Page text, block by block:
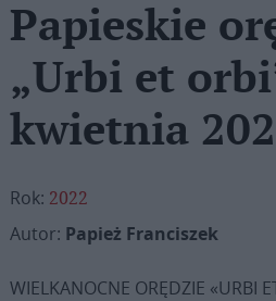
Papieskie
„Urbi et
kwietnia
Rok: 2022
Autor: Papież Franciszek
WIELKANOCNE ORĘDZIE «URBI